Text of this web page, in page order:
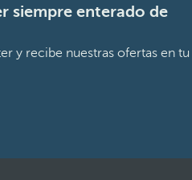
siempre enterado de
y recibe nuestras ofertas en tu